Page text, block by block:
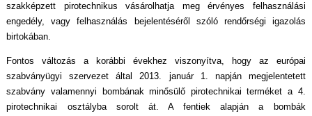
szakképzett pirotechnikus vásárolhatja meg érvényes felhasználási
engedély, vagy felhasználás bejelentéséről szóló rendőrségi igazolás
birtokában.
Fontos változás a korábbi évekhez viszonyítva, hogy az európai
szabványügyi szervezet által 2013. január 1. napján megjelentetett
szabvány valamennyi bombának minősülő pirotechnikai terméket a 4.
pirotechnikai osztályba sorolt át. A fentiek alapján a bombák